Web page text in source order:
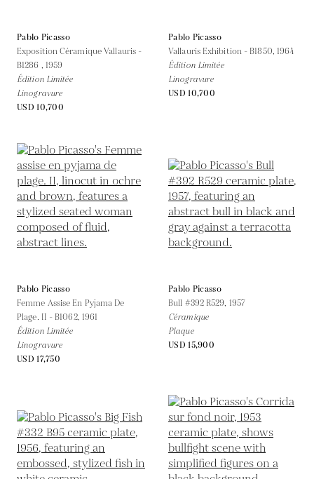
Pablo Picasso
Exposition Céramique Vallauris -
B1286 , 1959
Édition Limitée
Linogravure
USD 10,700
Pablo Picasso
Vallauris Exhibition - B1850, 1964
Édition Limitée
Linogravure
USD 10,700
Pablo Picasso
Femme Assise En Pyjama De
Plage. II - B1062, 1961
Édition Limitée
Linogravure
USD 17,750
Pablo Picasso
Bull #392 R529, 1957
Céramique
Plaque
USD 15,900